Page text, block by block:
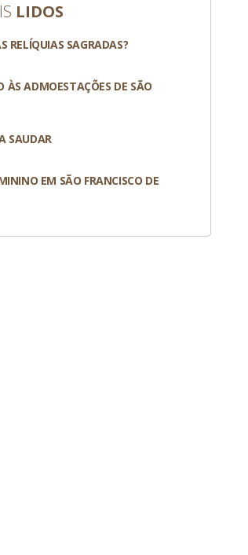
LIDOS
RELÍQUIAS SAGRADAS?
ÀS ADMOESTAÇÕES DE SÃO
SAUDAR
EM SÃO FRANCISCO DE